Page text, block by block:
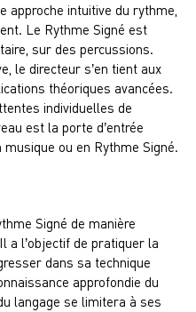
approche intuitive du rythme,
Le Rythme Signé est
sur des percussions.
le directeur s’en tient aux
théoriques avancées.
individuelles de
est la porte d’entrée
ou en Rythme Signé.
Signé de manière
a l’objectif de pratiquer la
dans sa technique
approfondie du
langage se limitera à ses